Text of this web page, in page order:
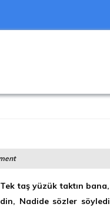
taş yüzük taktın
Nadide sözler